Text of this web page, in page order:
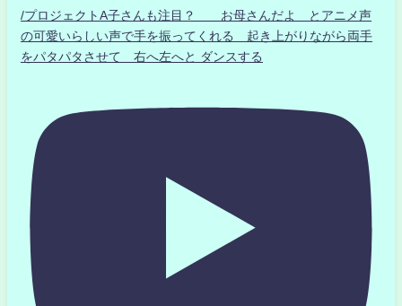
/プロジェクトA子さんも注目？ お母さんだよ とアニメ声
の可愛いらしい声で手を振ってくれる 起き上がりながら両手
をパタパタさせて 右へ左へと ダンスする